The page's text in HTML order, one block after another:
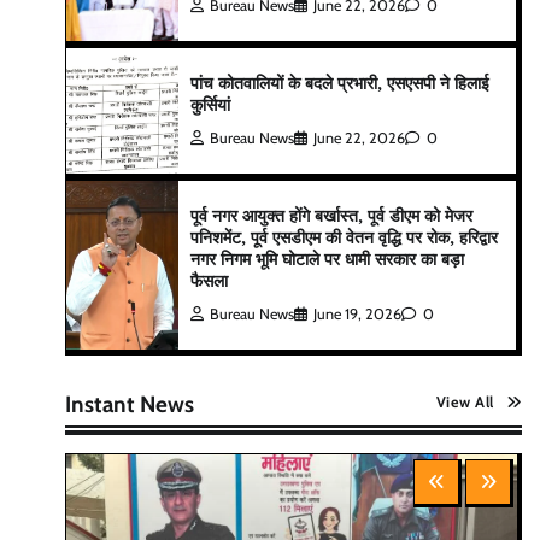
Bureau News June 22, 2026 0
पांच कोतवालियों के बदले प्रभारी, एसएसपी ने हिलाई
कुर्सियां
Bureau News June 22, 2026 0
पूर्व नगर आयुक्त होंगे बर्खास्त, पूर्व डीएम को मेजर
पनिशमेंट, पूर्व एसडीएम की वेतन वृद्धि पर रोक, हरिद्वार
नगर निगम भूमि घोटाले पर धामी सरकार का बड़ा
फैसला
Bureau News June 19, 2026 0
Instant News View All